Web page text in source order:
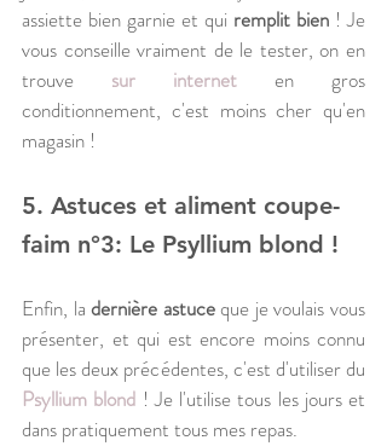
assiette bien garnie et qui remplit bien ! Je
vous conseille vraiment de le tester, on en
trouve
sur internet en gros
conditionnement, c'est moins cher qu'en
magasin !
5. Astuces et aliment coupe-
faim n°3: Le Psyllium blond !
Enfin, la dernière astuce que je voulais vous
présenter, et qui est encore moins connu
que les deux précédentes, c'est d'utiliser du
Psyllium blond ! Je l'utilise tous les jours et
dans pratiquement tous mes repas.